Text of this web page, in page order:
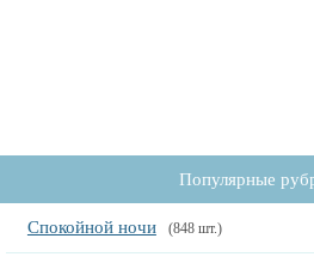
Популярные
Спокойной ночи (848 шт.)